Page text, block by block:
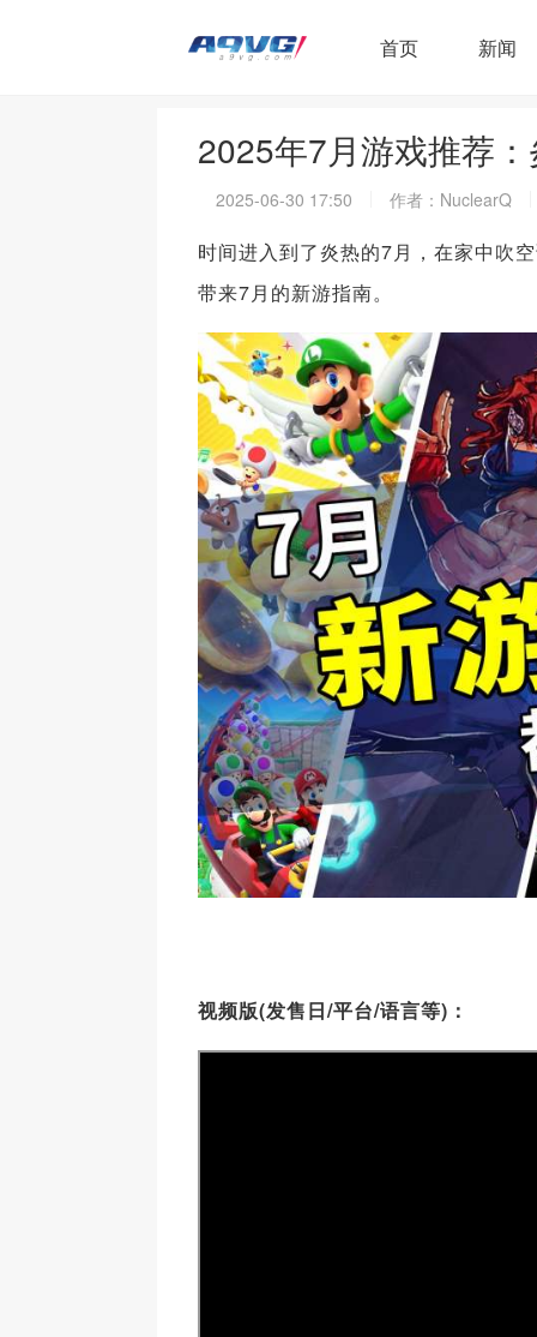
首页 新闻
2025年7月游戏推荐
2025-06-30 17:50 作者：NuclearQ
时间进入到了炎热的7月，在家中吹
带来7月的新游指南。
视频版(发售日/平台/语言等)：